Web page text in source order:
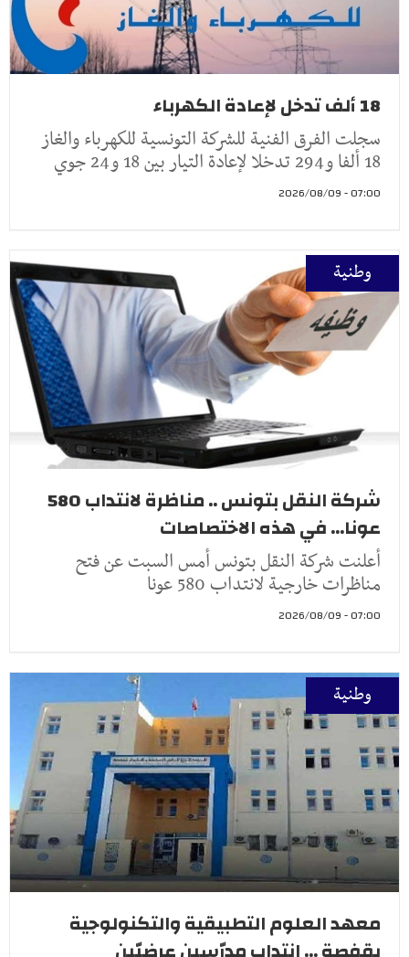
18 ألف تدخل لإعادة الكهرباء
سجلت الفرق الفنية للشركة التونسية للكهرباء والغاز
18 ألفا و294 تدخلا لإعادة التيار بين 18 و24 جوي
07:00 - 2026/08/09
وطنية
شركة النقل بتونس .. مناظرة لانتداب 580
عونا... في هذه الاختصاصات
أعلنت شركة النقل بتونس أمس السبت عن فتح
مناظرات خارجية لانتداب 580 عونا
07:00 - 2026/08/09
وطنية
معهد العلوم التطبيقية والتكنولوجية